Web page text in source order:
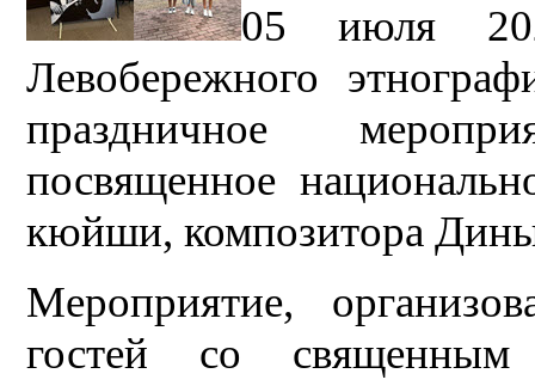
05 июля
Левобережного
праздничное
посвященное
кюйши, композитора
Мероприятие,
гостей со священным